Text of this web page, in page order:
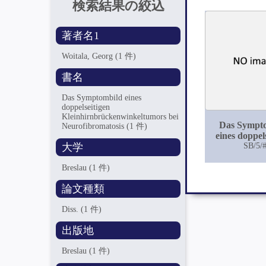
検索結果の絞込
著者名1
Woitala, Georg(1 件)
書名
Das Symptombild eines
doppelseitigen
Kleinhirnbrückenwinkeltumors bei
Neurofibromatosis(1 件)
大学
Breslau(1 件)
論文種類
Diss.(1 件)
出版地
Breslau(1 件)
Das
eines
SB/5/#